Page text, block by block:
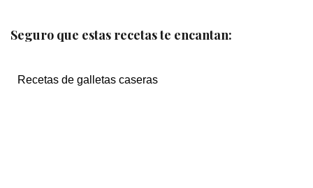
Seguro que estas recetas te encantan:
Recetas de galletas caseras